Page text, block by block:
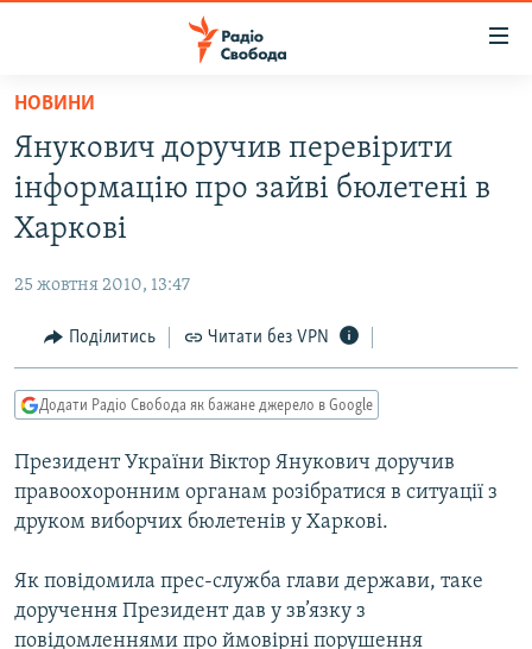
Перейти
основного
матеріалу
Перейти
до
основної
Перейти
до
пошуку
ВСЕ ЗА ДОБУ
СТАТТІ
СУСПІЛЬСТВО
УКРАЇНА
РОСІЙСЬКА «ФІЛЬТРАЦІЯ»
ДОНБАС.РЕАЛІЇ
ТИ ЯК?
СХЕМИ
КИТАЙ.ВИКЛИКИ
СПЕЦПРОЄКТИ
НОВИНИ
Янукович доручив перевірити
інформацію про зайві бюлетені в
Харкові
25 жовтня 2010, 13:47
Поділитись Читати без VPN
Додати Радіо Свобода як бажане джерело в Google
Президент України Віктор Янукович доручив
правоохоронним органам розібратися в ситуації з
друком виборчих бюлетенів у Харкові.
Як повідомила прес-служба глави держави, таке
доручення Президент дав у зв’язку з
повідомленнями про ймовірні порушення